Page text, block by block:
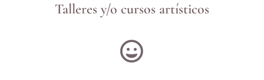
Talleres y/o cursos artísticos
